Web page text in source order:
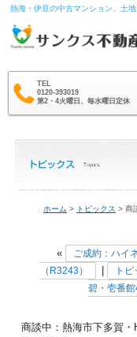
熱海・伊豆の中古マンション、土
TEL
0120-393019
第2・4火曜日、毎水曜日定休
ホーム > トピックス > 商
«
ご成約：ハイ
（R3243）
ト
碧・壱番館
商談中：熱海市下多賀・